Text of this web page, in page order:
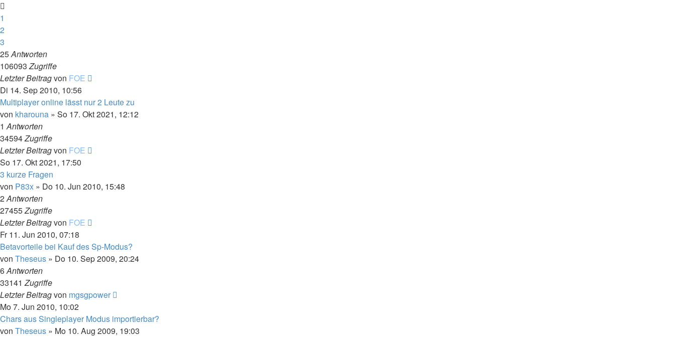
1
2
3
25Antworten
106093Zugriffe
Letzter Beitragvon FOE
Di 14. Sep 2010, 10:56
Multiplayer online lässt nur 2 Leute zu
von kharouna » So 17. Okt 2021, 12:12
1Antworten
34594Zugriffe
Letzter Beitragvon FOE
So 17. Okt 2021, 17:50
3 kurze Fragen
von P83x » Do 10. Jun 2010, 15:48
2Antworten
27455Zugriffe
Letzter Beitragvon FOE
Fr 11. Jun 2010, 07:18
Betavorteile bei Kauf des Sp-Modus?
von Theseus » Do 10. Sep 2009, 20:24
6Antworten
33141Zugriffe
Letzter Beitragvon mgsgpower
Mo 7. Jun 2010, 10:02
Chars aus Singleplayer Modus importierbar?
von Theseus » Mo 10. Aug 2009, 19:03